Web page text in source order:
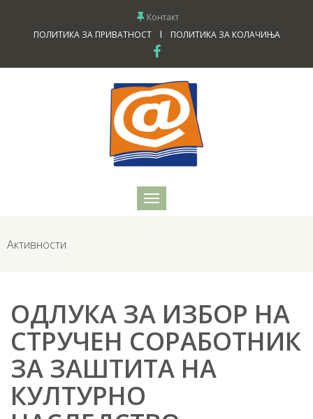
Контакт
ПОЛИТИКА ЗА ПРИВАТНОСТ
I ПОЛИТИКА ЗА КОЛАЧИЊА
Активности
ОДЛУКА ЗА ИЗБОР НА
СТРУЧЕН СОРАБОТНИК
ЗА ЗАШТИТА НА
КУЛТУРНО